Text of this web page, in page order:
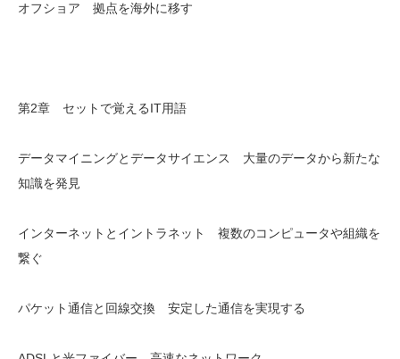
オフショア 拠点を海外に移す
第2章 セットで覚えるIT用語
データマイニングとデータサイエンス 大量のデータから新たな
知識を発見
インターネットとイントラネット 複数のコンピュータや組織を
繋ぐ
パケット通信と回線交換 安定した通信を実現する